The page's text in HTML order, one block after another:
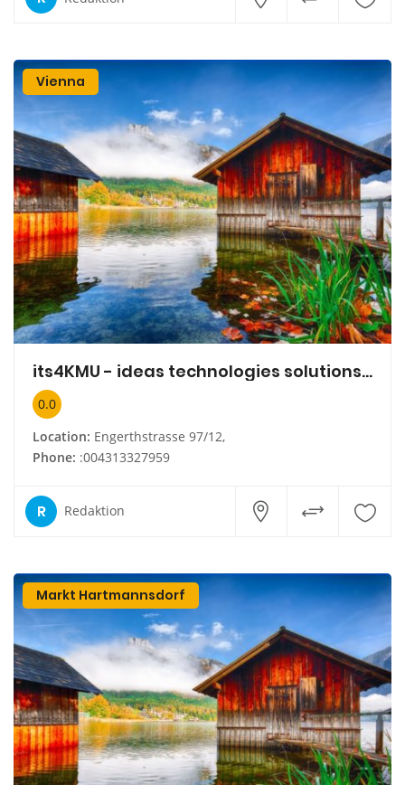
Vienna
its4KMU - ideas technologies solutions Kaisersberger & Partner
0.0
Location: Engerthstrasse 97/12,
Phone: :004313327959
R Redaktion
Markt Hartmannsdorf